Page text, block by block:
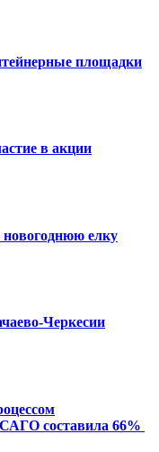
площадки
в акции
елку
Черкесии
составила 66%